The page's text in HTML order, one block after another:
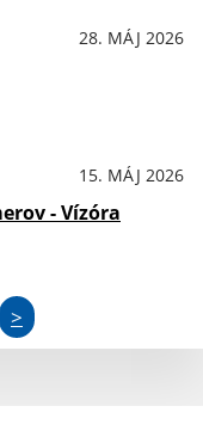
28. MÁJ 2026
15. MÁJ 2026
- Vízóra
>